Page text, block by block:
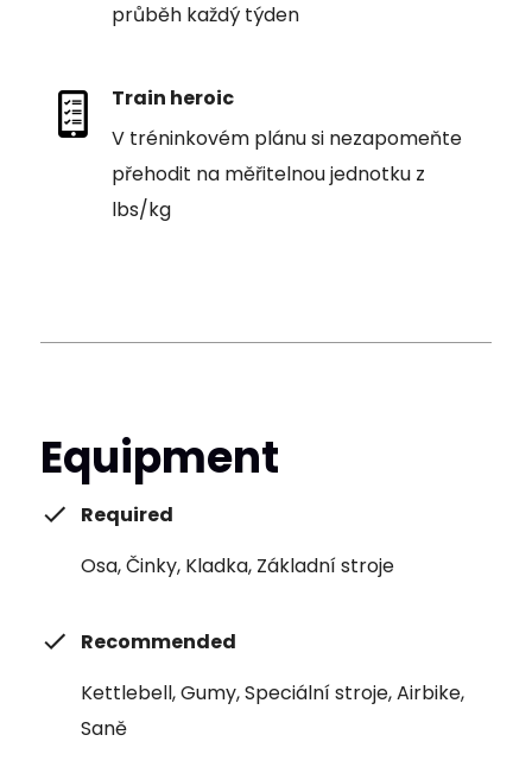
průběh každý týden
Train heroic
V tréninkovém plánu si nezapomeňte
přehodit na měřitelnou jednotku z
lbs/kg
Equipment
Required
Osa, Činky, Kladka, Základní stroje
Recommended
Kettlebell, Gumy, Speciální stroje, Airbike,
Saně